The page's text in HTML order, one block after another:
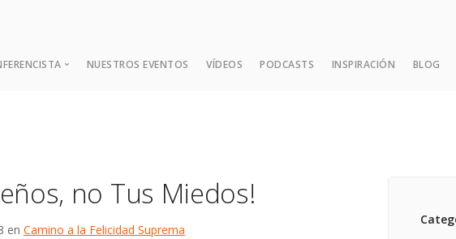
Las Nueve Enseñanzas Fundamentales
NUESTROS EVENTOS VÍDEOS PODCASTS INSPIRACIÓN BLOG
no Tus Miedos!
en Camino a la Felicidad Suprema